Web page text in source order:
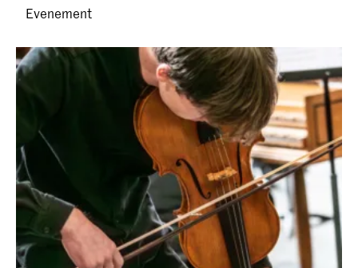
Evenement